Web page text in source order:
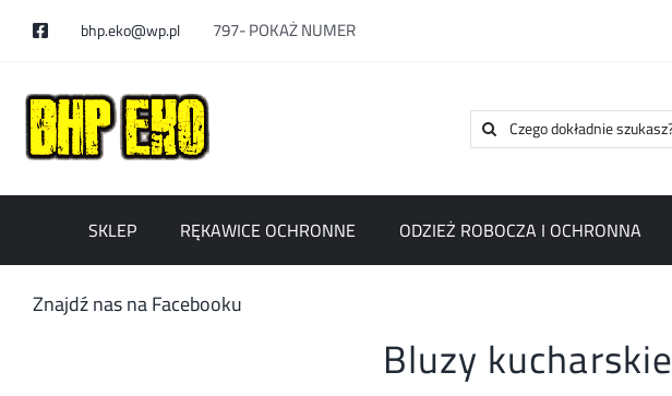
bhp.eko@wp.pl 797-POKAŻ NUMER
Search
for:
SKLEP RĘKAWICE OCHRONNE ODZIEŻ ROBOCZA I OCHRONNA
Bluzy kucharskie
Znajdź nas na Facebooku